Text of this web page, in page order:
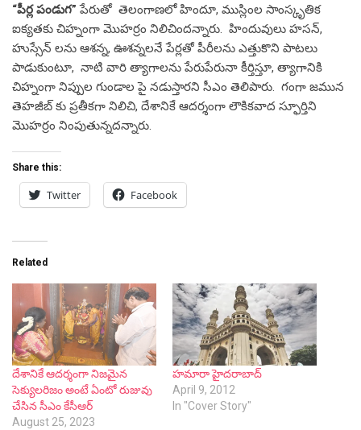
“పీర్ల పండుగ” పేరుతో తెలంగాణలో హిందూ, ముస్లింల సాంస్కృతిక
ఐక్యతకు చిహ్నంగా మొహర్రం నిలిచిందన్నారు. హిందువులు హసన్,
హుస్సేన్ లను ఆశన్న, ఊశన్నలనే పేర్లతో పీరీలను ఎత్తుకొని పాటలు
పాడుకుంటూ, నాటి వారి త్యాగాలను పేరుపేరునా కీర్తిస్తూ, త్యాగానికి
చిహ్నంగా నిప్పుల గుండాల పై నడుస్తారని సీఎం తెలిపారు. గంగా జమున
తెహజీబ్ కు ప్రతీకగా నిలిచి, దేశానికే ఆదర్శంగా లౌకికవాద స్ఫూర్తిని
మొహర్రం నింపుతున్నదన్నారు.
Share this:
Twitter Facebook
Related
దేశానికే ఆదర్శంగా నిజమైన
సెక్యులరిజం అంటే ఏంటో రుజువు
చేసిన సీఎం కేసీఆర్
August 25, 2023
హమారా హైదరాబాద్
April 9, 2012
In "Cover Story"